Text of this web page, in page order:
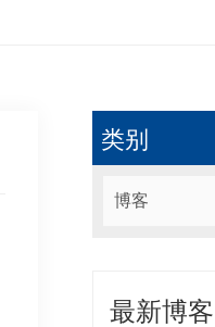
类别
博客
最新博客